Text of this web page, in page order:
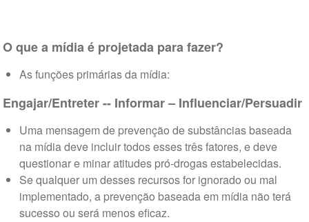
O que a mídia é projetada para fazer?
As funções primárias da mídia:
Engajar/Entreter -- Informar – Influenciar/Persuadir
Uma mensagem de prevenção de substâncias baseada
na mídia deve incluir todos esses três fatores, e deve
questionar e minar atitudes pró-drogas estabelecidas.
Se qualquer um desses recursos for ignorado ou mal
implementado, a prevenção baseada em mídia não terá
sucesso ou será menos eficaz.